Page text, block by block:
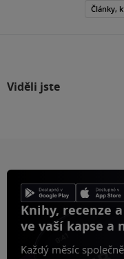
Články,
Viděli jste
Knihy, recenze
ve vaší kapse a
Každý měsíc